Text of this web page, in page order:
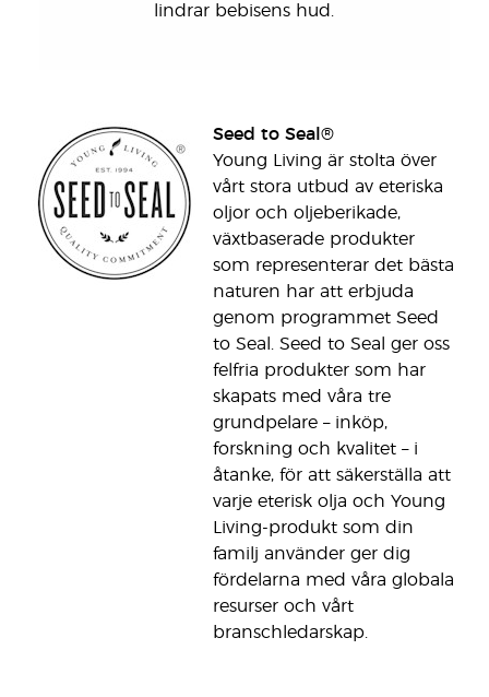
lindrar bebisens hud.
Seed to Seal®
Young Living är stolta över
vårt stora utbud av eteriska
oljor och oljeberikade,
växtbaserade produkter
som representerar det bästa
naturen har att erbjuda
genom programmet Seed
to Seal. Seed to Seal ger oss
felfria produkter som har
skapats med våra tre
grundpelare – inköp,
forskning och kvalitet – i
åtanke, för att säkerställa att
varje eterisk olja och Young
Living-produkt som din
familj använder ger dig
fördelarna med våra globala
resurser och vårt
branschledarskap.